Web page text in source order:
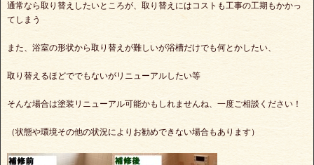
通常なら取り替えしたいところが、取り替えにはコストも工事の工期もかかっ
てしまう
また、浴室の形状から取り替えが難しいが浴槽だけでも何とかしたい、
取り替えるほどででもないがリニューアルしたい等
そんな場合は塗装リニューアル可能かもしれませんね、一度ご相談ください！
（状態や環境その他の状況によりお勧めできない場合もあります）